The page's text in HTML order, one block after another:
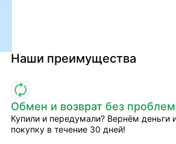
Наши преимущества
Обмен и возврат без проблем
Купили и передумали? Вернём деньги
покупку в течение 30 дней!